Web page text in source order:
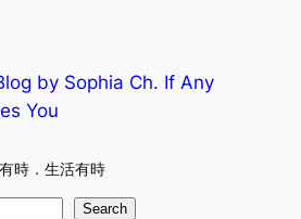
by Sophia Ch. If Any
You
時．生活有時
Search